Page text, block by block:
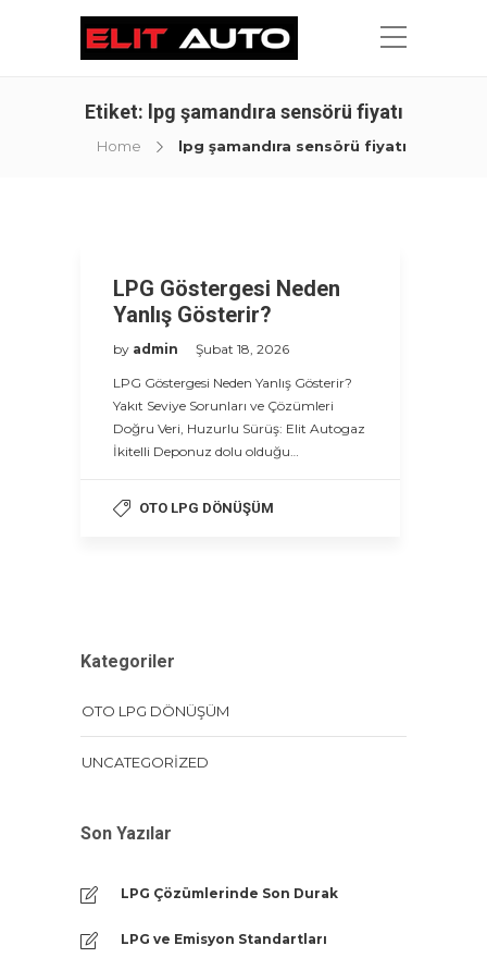
Etiket: lpg şamandıra sensörü fiyatı
Home lpg şamandıra sensörü fiyatı
LPG Göstergesi Neden
Yanlış Gösterir?
by admin Şubat 18, 2026
LPG Göstergesi Neden Yanlış Gösterir?
Yakıt Seviye Sorunları ve Çözümleri
Doğru Veri, Huzurlu Sürüş: Elit Autogaz
İkitelli Deponuz dolu olduğu…
OTO LPG DÖNÜŞÜM
Kategoriler
OTO LPG DÖNÜŞÜM
UNCATEGORIZED
Son Yazılar
LPG Çözümlerinde Son Durak
LPG ve Emisyon Standartları